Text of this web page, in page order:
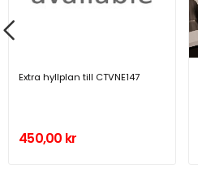
Extra hyllplan till CTVNE147
450,00 kr